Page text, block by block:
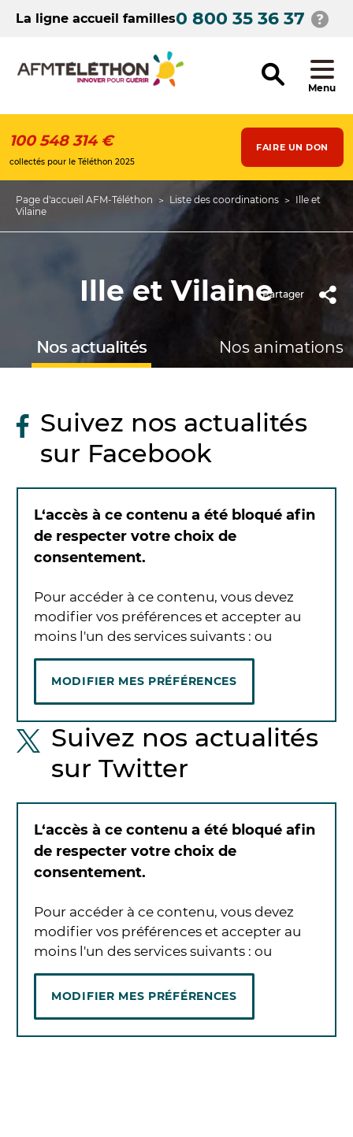
contenuLa ligne accueil familles0 800 35 36 37
Menu
100 548 314 €
collectés pour le Téléthon 2025
FAIRE UN DON
Fil
Page d'accueil AFM-Téléthon Liste des coordinations
Ille et
Vilaine
Ille et VilainePartager
Nos actualités Nos animations
Suivez nos actualités
sur Facebook
L‘accès à ce contenu a été bloqué afin
de respecter votre choix de
consentement.
Pour accéder à ce contenu, vous devez
modifier vos préférences et accepter au
moins l'un des services suivants : ou
MODIFIER MES PRÉFÉRENCES
Suivez nos actualités
sur Twitter
L‘accès à ce contenu a été bloqué afin
de respecter votre choix de
consentement.
Pour accéder à ce contenu, vous devez
modifier vos préférences et accepter au
moins l'un des services suivants : ou
MODIFIER MES PRÉFÉRENCES